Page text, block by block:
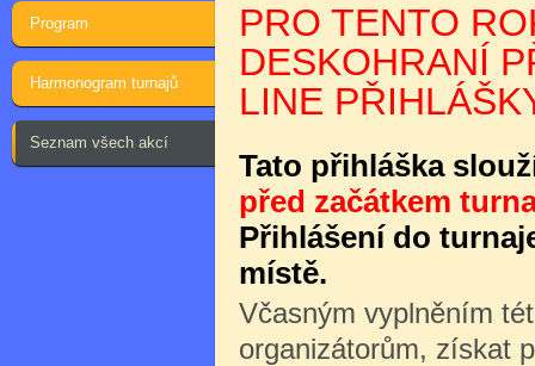
Program
Harmonogram turnajů
Seznam všech akcí
PRO TENTO
DESKOHRANÍ
LINE
Tato přihláška
před začátkem
Přihlášení do
místě.
Včasným vyplněním
organizátorům, získat